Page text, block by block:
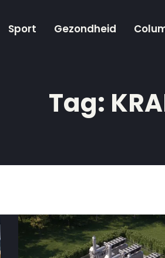
Sport Gezondheid
Tag: